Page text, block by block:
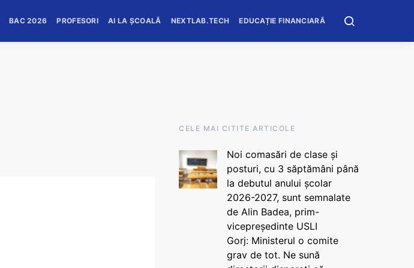
BAC 2026 PROFESORI AI LA ȘCOALĂ NEXTLAB.TECH EDUCAȚIE FINANCIARĂ
CELE MAI CITITE ARTICOLE
Noi comasări de clase și
posturi, cu 3 săptămâni până
la debutul anului școlar
2026-2027, sunt semnalate
de Alin Badea, prim-
vicepreședinte USLI
Gorj: Ministerul o comite
grav de tot. Ne sună